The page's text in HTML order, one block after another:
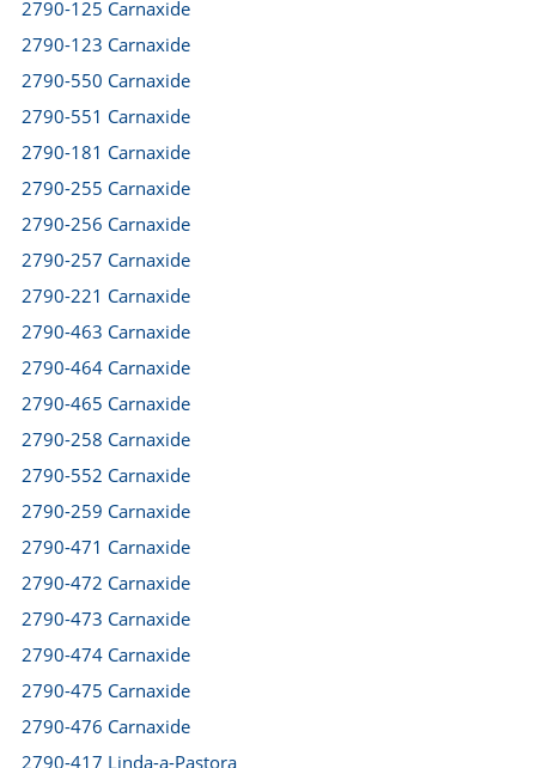
2790-125 Carnaxide
2790-123 Carnaxide
2790-550 Carnaxide
2790-551 Carnaxide
2790-181 Carnaxide
2790-255 Carnaxide
2790-256 Carnaxide
2790-257 Carnaxide
2790-221 Carnaxide
2790-463 Carnaxide
2790-464 Carnaxide
2790-465 Carnaxide
2790-258 Carnaxide
2790-552 Carnaxide
2790-259 Carnaxide
2790-471 Carnaxide
2790-472 Carnaxide
2790-473 Carnaxide
2790-474 Carnaxide
2790-475 Carnaxide
2790-476 Carnaxide
2790-417 Linda-a-Pastora